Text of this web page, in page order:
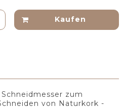
Kaufen
zum
von Naturkork -